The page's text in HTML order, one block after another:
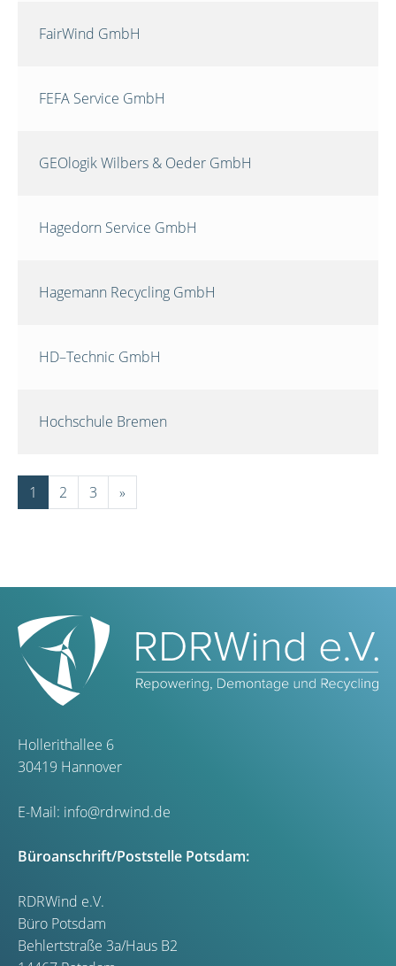
FairWind GmbH
FEFA Service GmbH
GEOlogik Wilbers & Oeder GmbH
Hagedorn Service GmbH
Hagemann Recycling GmbH
HD–Technic GmbH
Hochschule Bremen
1 2 3 »
Hollerithallee 6
30419 Hannover
E-Mail: info@rdrwind.de
Büroanschrift/Poststelle Potsdam:
RDRWind e.V.
Büro Potsdam
Behlertstraße 3a/Haus B2